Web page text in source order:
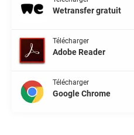
Wetransfer gratuit
Télécharger
Adobe Reader
Télécharger
Google Chrome